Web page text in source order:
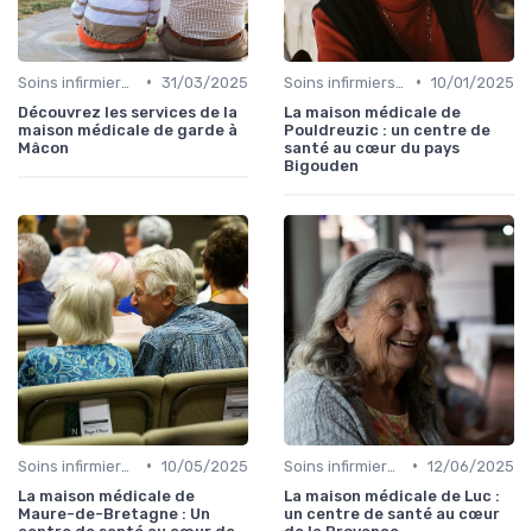
• 31/03/2025
Découvrez les services de la
maison médicale de garde à
Mâcon
• 10/01/2025
La maison médicale de
Pouldreuzic : un centre de
santé au cœur du pays
Bigouden
• 10/05/2025
La maison médicale de
Maure-de-Bretagne : Un
• 12/06/2025
La maison médicale de Luc :
un centre de santé au cœur